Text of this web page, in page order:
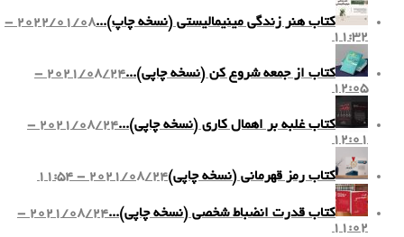
کتاب هنر زندگی مینیمالیستی (نسخه چاپ)...
2022/01/08 -
11:32
کتاب از جمعه شروع کن (نسخه چاپی)...
2021/08/24 -
12:05
کتاب غلبه بر اهمال کاری (نسخه چاپی)...
2021/08/24 -
12:01
کتاب رمز قهرمانی (نسخه چاپی)2021/08/24 - 11:54
کتاب قدرت انضباط شخصی (نسخه چاپی)...
2021/08/24 -
11:02